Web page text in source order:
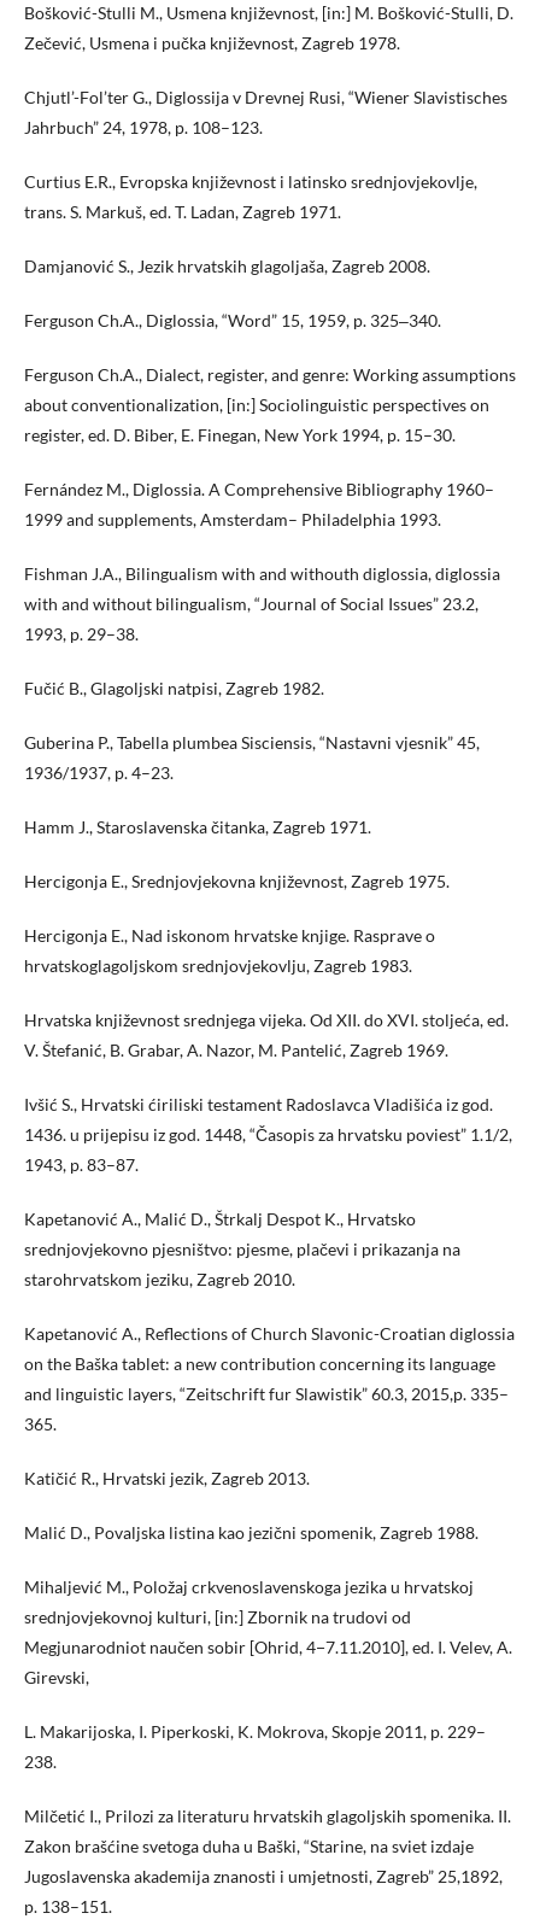
Bošković-Stulli M., Usmena književnost, [in:] M. Bošković-Stulli, D.
Zečević, Usmena i pučka književnost, Zagreb 1978.
Chjutl’-Fol’ter G., Diglossija v Drevnej Rusi, “Wiener Slavistisches
Jahrbuch” 24, 1978, p. 108–123.
Curtius E.R., Evropska književnost i latinsko srednjovjekovlje,
trans. S. Markuš, ed. T. Ladan, Zagreb 1971.
Damjanović S., Jezik hrvatskih glagoljaša, Zagreb 2008.
Ferguson Ch.A., Diglossia, “Word” 15, 1959, p. 325‒340.
Ferguson Ch.A., Dialect, register, and genre: Working assumptions
about conventionalization, [in:] Sociolinguistic perspectives on
register, ed. D. Biber, E. Finegan, New York 1994, p. 15–30.
Fernández M., Diglossia. A Comprehensive Bibliography 1960–
1999 and supplements, Amsterdam– Philadelphia 1993.
Fishman J.A., Bilingualism with and withouth diglossia, diglossia
with and without bilingualism, “Journal of Social Issues” 23.2,
1993, p. 29–38.
Fučić B., Glagoljski natpisi, Zagreb 1982.
Guberina P., Tabella plumbea Sisciensis, “Nastavni vjesnik” 45,
1936/1937, p. 4–23.
Hamm J., Staroslavenska čitanka, Zagreb 1971.
Hercigonja E., Srednjovjekovna književnost, Zagreb 1975.
Hercigonja E., Nad iskonom hrvatske knjige. Rasprave o
hrvatskoglagoljskom srednjovjekovlju, Zagreb 1983.
Hrvatska književnost srednjega vijeka. Od XII. do XVI. stoljeća, ed.
V. Štefanić, B. Grabar, A. Nazor, M. Pantelić, Zagreb 1969.
Ivšić S., Hrvatski ćiriliski testament Radoslavca Vladišića iz god.
1436. u prijepisu iz god. 1448, “Časopis za hrvatsku poviest” 1.1/2,
1943, p. 83–87.
Kapetanović A., Malić D., Štrkalj Despot K., Hrvatsko
srednjovjekovno pjesništvo: pjesme, plačevi i prikazanja na
starohrvatskom jeziku, Zagreb 2010.
Kapetanović A., Reflections of Church Slavonic-Croatian diglossia
on the Baška tablet: a new contribution concerning its language
and linguistic layers, “Zeitschrift fur Slawistik” 60.3, 2015,p. 335–
365.
Katičić R., Hrvatski jezik, Zagreb 2013.
Malić D., Povaljska listina kao jezični spomenik, Zagreb 1988.
Mihaljević M., Položaj crkvenoslavenskoga jezika u hrvatskoj
srednjovjekovnoj kulturi, [in:] Zbornik na trudovi od
Megjunarodniot naučen sobir [Ohrid, 4−7.11.2010], ed. I. Velev, A.
Girevski,
L. Makarijoska, I. Piperkoski, K. Mokrova, Skopje 2011, p. 229–
238.
Milčetić I., Prilozi za literaturu hrvatskih glagoljskih spomenika. II.
Zakon brašćine svetoga duha u Baški, “Starine, na sviet izdaje
Jugoslavenska akademija znanosti i umjetnosti, Zagreb” 25,1892,
p. 138–151.